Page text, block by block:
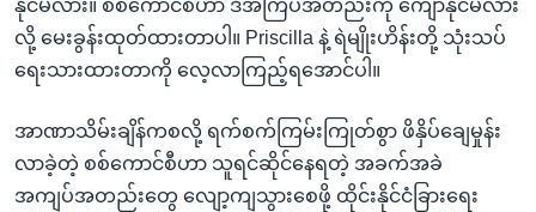
နိုင်မလား။ စစ်ကောင်စီဟာ ဒီအကြပ်အတည်းကို ကျော်နိုင်မလား
လို့ မေးခွန်းထုတ်ထားတာပါ။ Priscilla နဲ့ ရဲမျိုးဟိန်းတို့ သုံးသပ်
ရေးသားထားတာကို လေ့လာကြည့်ရအောင်ပါ။
အာဏာသိမ်းချိန်ကစလို့ ရက်စက်ကြမ်းကြုတ်စွာ ဖိနှိပ်ချေမှုန်း
လာခဲ့တဲ့ စစ်ကောင်စီဟာ သူရင်ဆိုင်နေရတဲ့ အခက်အခဲ
အကျပ်အတည်းတွေ လျော့ကျသွားစေဖို့ ထိုင်းနိုင်ငံခြားရေး